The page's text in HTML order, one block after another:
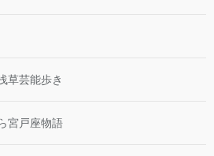
草芸能歩き
宮戸座物語